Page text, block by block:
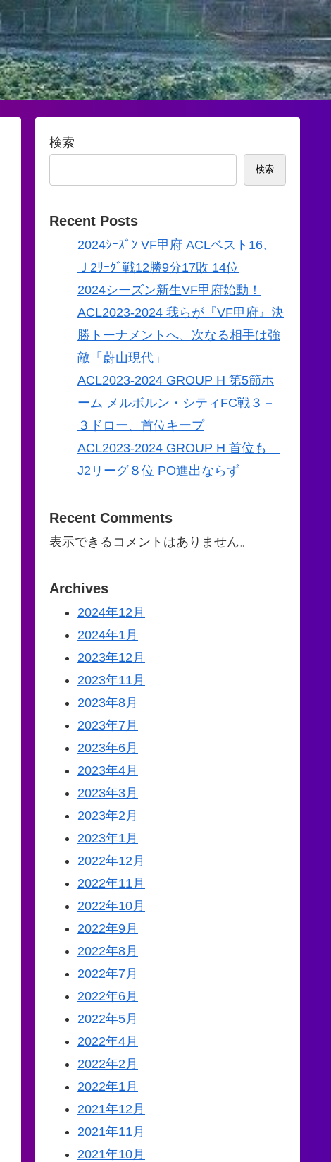
検索
検索
Recent Posts
2024ｼｰｽﾞﾝ VF甲府 ACLベスト16、
Ｊ2ﾘｰｸﾞ戦12勝9分17敗 14位
2024シーズン新生VF甲府始動！
ACL2023-2024 我らが『VF甲府』決
勝トーナメントへ、次なる相手は強
敵「蔚山現代」
ACL2023-2024 GROUP H 第5節ホ
ーム メルボルン・シティFC戦３－
３ドロー、首位キープ
ACL2023-2024 GROUP H 首位も
J2リーグ８位 PO進出ならず
Recent Comments
表示できるコメントはありません。
Archives
2024年12月
2024年1月
2023年12月
2023年11月
2023年8月
2023年7月
2023年6月
2023年4月
2023年3月
2023年2月
2023年1月
2022年12月
2022年11月
2022年10月
2022年9月
2022年8月
2022年7月
2022年6月
2022年5月
2022年4月
2022年2月
2022年1月
2021年12月
2021年11月
2021年10月